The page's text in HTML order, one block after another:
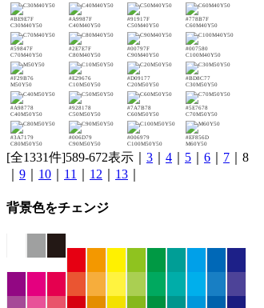
#BE9E7F
C30M40Y50
#A9987F
C40M40Y50
#91917F
C50M40Y50
#778B7F
C60M40Y50
#59847F
C70M40Y50
#2E7E7F
C80M40Y50
#00797F
C90M40Y50
#007580
C100M40Y50
#F29B76
M50Y50
#E29676
C10M50Y50
#D09177
C20M50Y50
#BD8C77
C30M50Y50
#A98778
C40M50Y50
#928178
C50M50Y50
#7A7B78
C60M50Y50
#5E7678
C70M50Y50
#3A7179
C80M50Y50
#006D79
C90M50Y50
#006979
C100M50Y50
#EF856D
M60Y50
[全1331件]589-672表示｜ 3 4 5 6 7 ｜8
9 10 11 12 13
背景色をチェンジ